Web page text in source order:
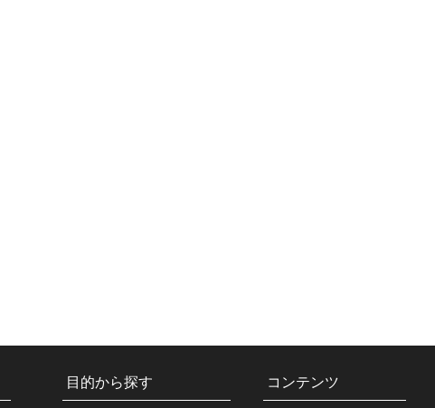
目的から探す コンテンツ